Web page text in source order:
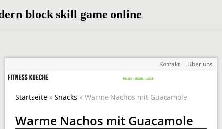
Kontakt Über uns
Startseite »Snacks » Warme Nachos mit Guacamole
Warme Nachos mit Guacamole